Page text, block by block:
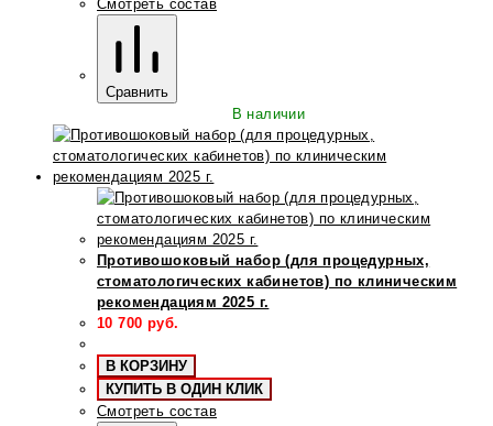
Смотреть состав
Сравнить
В наличии
Противошоковый набор (для процедурных,
стоматологических кабинетов) по клиническим
рекомендациям 2025 г.
10 700 руб.
В КОРЗИНУ
КУПИТЬ В ОДИН КЛИК
Смотреть состав